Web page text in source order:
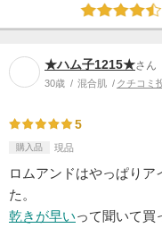
★ハム子1215★さん
30歳 混合肌 クチコミ
5
購入品 現品
ロムアンドはやっぱり
た。
乾きが早いって聞いて買